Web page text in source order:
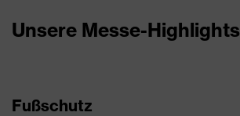
Unsere Messe-Highlights
Fußschutz